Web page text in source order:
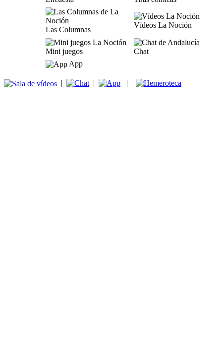
Las Columnas
Vídeos La Noción
Mini juegos
Chat
App
| | |